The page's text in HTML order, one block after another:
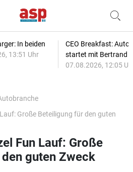
In beiden
13:51 Uhr
CEO Breakfast:
startet mit Bertrand
07.08.2026, 12:05
Große Beteiligung für den guten
Fun Lauf: Große
guten Zweck